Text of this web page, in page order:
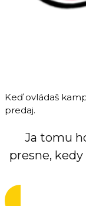
Keď ovládaš
predaj.
Ja tomu
presne,